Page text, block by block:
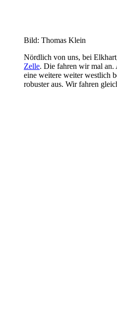
Bild: Thomas Klein
Nördlich von uns, bei
Zelle. Die fahren wir mal an.
eine weitere weiter westlich
robuster aus. Wir fahren